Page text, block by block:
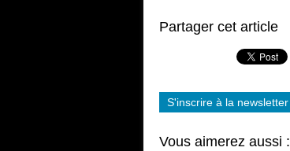
Partager cet article
S'inscrire à la newsletter
Vous aimerez aussi :